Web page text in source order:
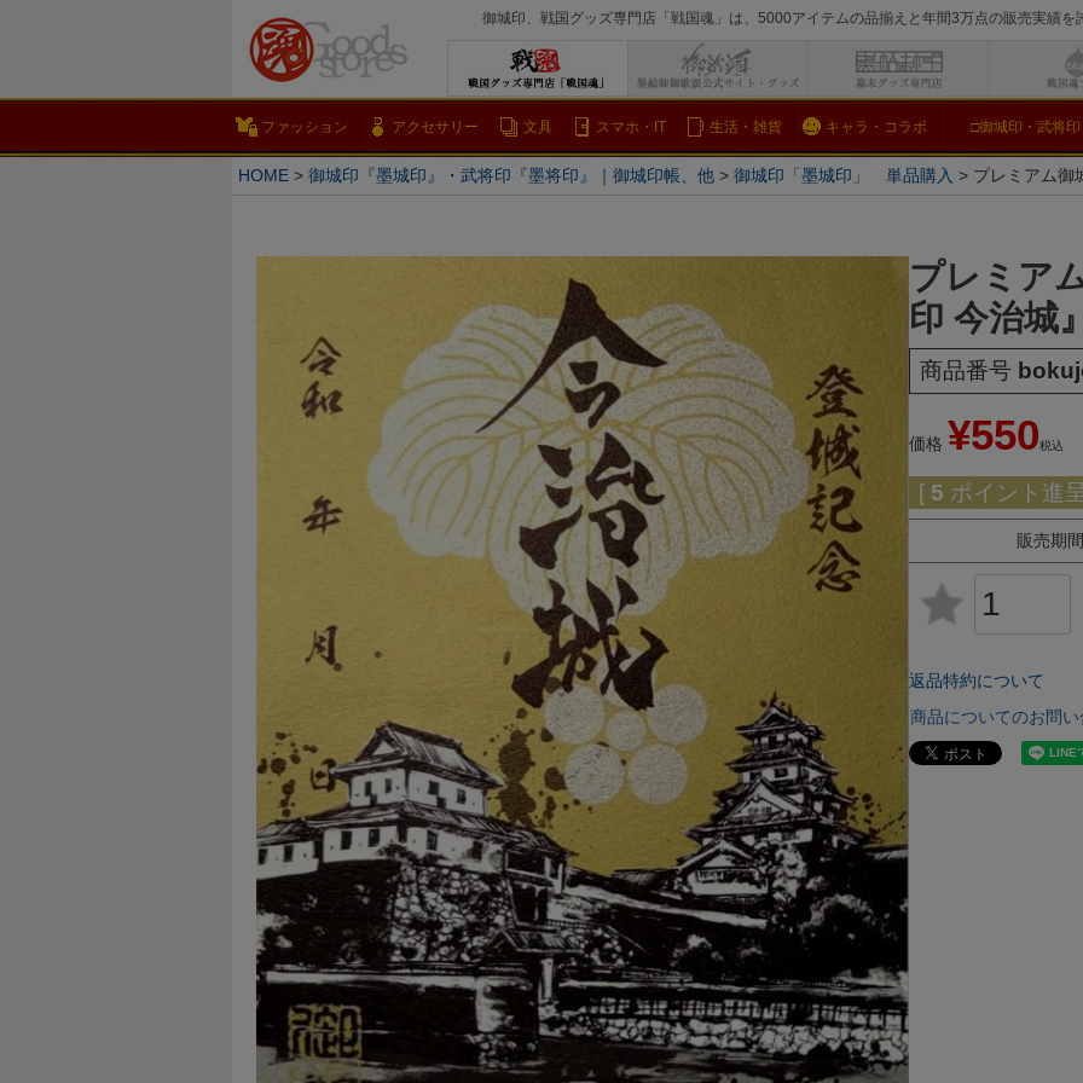
御城印、戦国グッズ専門店「戦国魂」は、5000アイテムの品揃えと年間3万点の販売実績
検索
ファッション アクセサリー 文具 スマホ・IT 生活・雑貨 キャラ・コラボ □御城印・武将印
HOME 御城印『墨城印』・武将印『墨将印』｜御城印帳、他 御城印「墨城印」 単品購入 プレミアム御
プレミア
印 今治城
商品番号
価格 ¥550税込
[ 5 ポイント進
販売期間
返品特約について
商品についてのお問